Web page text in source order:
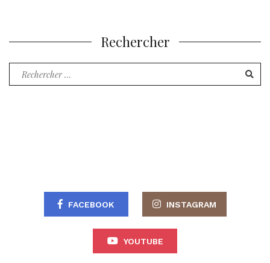
Rechercher
Recherche
FACEBOOK INSTAGRAM
YOUTUBE